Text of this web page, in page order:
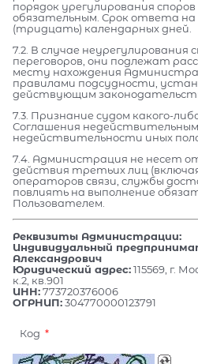
порядок урегулирования
обязательным. Срок ответа
(тридцать) календарных дней.
7.2. В случае неурегулирования
переговоров, они подлежат
месту нахождения
правилами подсудности,
действующим
7.3. Признание судом какого-
Соглашения
недействительности иных
7.4. Администрация не несет
действия третьих лиц
операторов связи, службы
повлиять на выполнение
Пользователем.
Реквизиты Администрации:
Индивидуальный
Александрович
Юридический адрес:115569, г.
к.2, кв.901
ИНН:773720376006
ОГРНИП:304770000123791
Код